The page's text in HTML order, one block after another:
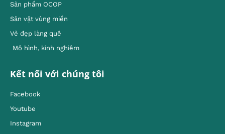
Sản phẩm OCOP
Sản vật vùng miền
Vẻ đẹp làng quê
Mô hình, kinh nghiêm
Kết nối với chúng tôi
Facebook
Youtube
Instagram